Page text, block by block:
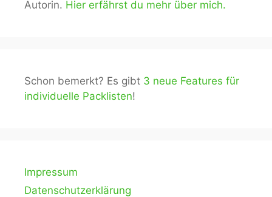
Autorin. Hier erfährst du mehr über mich.
Schon bemerkt? Es gibt 3 neue Features für
individuelle Packlisten!
Impressum
Datenschutzerklärung